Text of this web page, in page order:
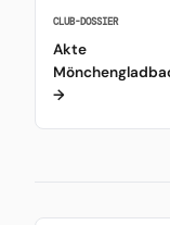
CLUB-DOSSIER
Akte
→